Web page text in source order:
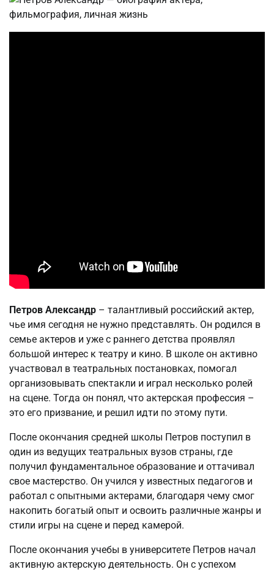
Петров Александр – талантливый российский актер,
чье имя сегодня не нужно представлять. Он родился в
семье актеров и уже с раннего детства проявлял
большой интерес к театру и кино. В школе он активно
участвовал в театральных постановках, помогал
организовывать спектакли и играл несколько ролей
на сцене. Тогда он понял, что актерская профессия –
это его призвание, и решил идти по этому пути.
После окончания средней школы Петров поступил в
один из ведущих театральных вузов страны, где
получил фундаментальное образование и оттачивал
свое мастерство. Он учился у известных педагогов и
работал с опытными актерами, благодаря чему смог
накопить богатый опыт и освоить различные жанры и
стили игры на сцене и перед камерой.
После окончания учебы в университете Петров начал
активную актерскую деятельность. Он с успехом